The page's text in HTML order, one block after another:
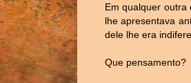
Em qualquer outra
lhe apresentava
dele lhe era
Que pensamento?